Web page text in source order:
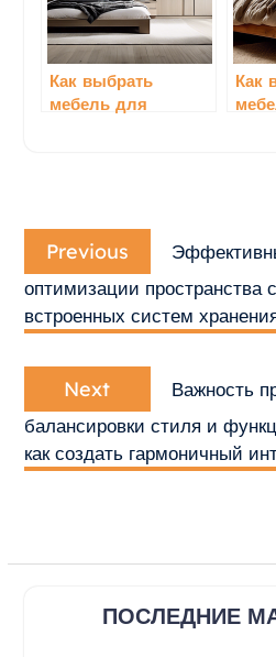
Как выбрать
мебель для
Как
Навигация
по
записям
Previous
Previous
post:
оптимизации пространства
встроенных систем
Next
Next
post:
Важность
балансировки стиля и
как создать гармоничный
ПОСЛЕДНИЕ